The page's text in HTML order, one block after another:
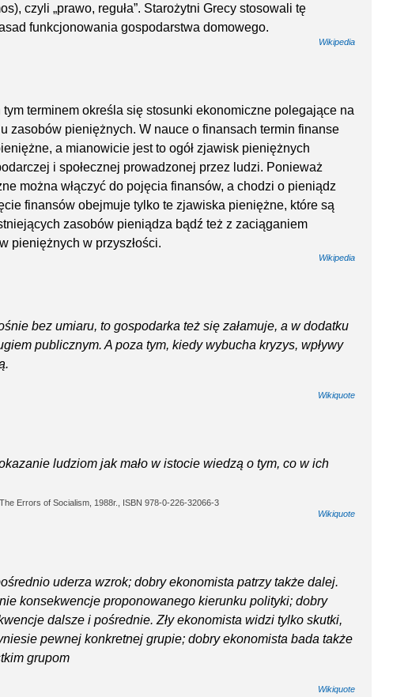
czyli „prawo, reguła”. Starożytni Grecy stosowali tę
funkcjonowania gospodarstwa domowego.
Wikipedia
terminem określa się stosunki ekonomiczne polegające na
zasobów pieniężnych. W nauce o finansach termin finanse
a mianowicie jest to ogół zjawisk pieniężnych
i społecznej prowadzonej przez ludzi. Ponieważ
można włączyć do pojęcia finansów, a chodzi o pieniądz
finansów obejmuje tylko te zjawiska pieniężne, które są
zasobów pieniądza bądź też z zaciąganiem
pieniężnych w przyszłości.
Wikipedia
bez umiaru, to gospodarka też się załamuje, a w dodatku
publicznym. A poza tym, kiedy wybucha kryzys, wpływy
Wikiquote
ludziom jak mało w istocie wiedzą o tym, co w ich
Errors of Socialism, 1988r., ISBN 978-0-226-32066-3
Wikiquote
uderza wzrok; dobry ekonomista patrzy także dalej.
konsekwencje proponowanego kierunku polityki; dobry
dalsze i pośrednie. Zły ekonomista widzi tylko skutki,
pewnej konkretnej grupie; dobry ekonomista bada także
grupom
Wikiquote